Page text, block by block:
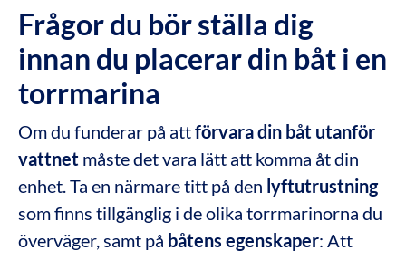
Frågor du bör ställa dig
innan du placerar din båt i en
torrmarina
Om du funderar på attförvara din båt utanför
vattnet måste det vara lätt att komma åt din
enhet. Ta en närmare titt på den lyftutrustning
som finns tillgänglig i de olika torrmarinorna du
överväger, samt på båtens egenskaper: Att